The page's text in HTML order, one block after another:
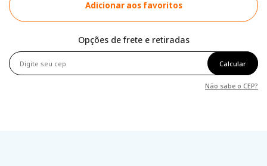
Adicionar aos favoritos
Opções de frete e retiradas
Calcular
Não sabe o CEP?